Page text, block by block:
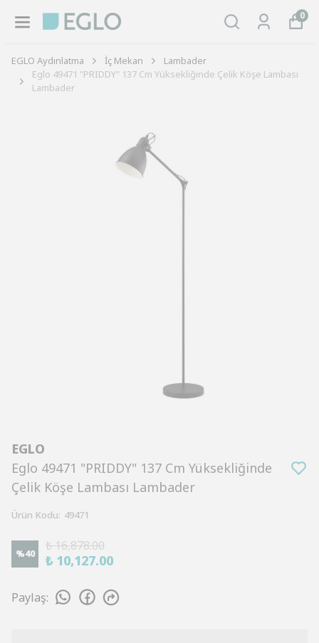
0
EGLO Aydınlatma İç Mekan
Lambader
Eglo 49471 "PRIDDY" 137 Cm Yüksekliğinde Çelik Köşe Lambası
Lambader
EGLO
Eglo 49471 "PRIDDY" 137 Cm Yüksekliğinde
Çelik Köşe Lambası Lambader
Ürün Kodu: 49471
%40
₺ 16,878.00
₺ 10,127.00
Paylaş: